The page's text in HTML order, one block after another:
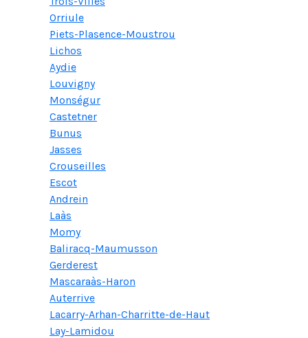
Orriule
Piets-Plasence-Moustrou
Lichos
Aydie
Louvigny
Monségur
Castetner
Bunus
Jasses
Crouseilles
Escot
Andrein
Laàs
Momy
Baliracq-Maumusson
Gerderest
Mascaraàs-Haron
Auterrive
Lacarry-Arhan-Charritte-de-Haut
Lay-Lamidou